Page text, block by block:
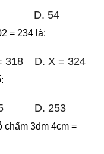
D. 54
= 234 là:
318 D. X = 324
D. 253
chấm 3dm 4cm =